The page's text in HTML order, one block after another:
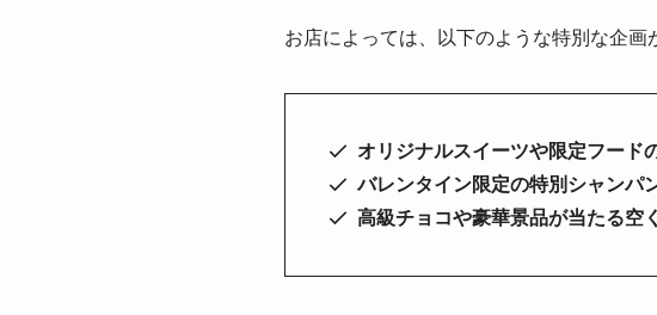
お店によっては、以下のような特別な企画
オリジナルスイーツや限定フード
バレンタイン限定の特別シャンパ
高級チョコや豪華景品が当たる空